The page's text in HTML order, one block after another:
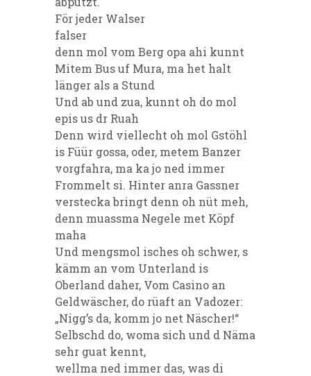
För jeder Walser
falser
denn mol vom Berg opa ahi kunnt
Mitem Bus uf Mura, ma het halt
länger als a Stund
Und ab und zua, kunnt oh do mol
epis us dr Ruah
Denn wird viellecht oh mol Gstöhl
is Füür gossa, oder, metem Banzer
vorgfahra, ma ka jo ned immer
Frommelt si. Hinter anra Gassner
verstecka bringt denn oh nüt meh,
denn muassma Negele met Köpf
maha
Und mengsmol isches oh schwer, s
kämm an vom Unterland is
Oberland daher, Vom Casino an
Geldwäscher, do rüaft an Vadozer:
„Nigg’s da, komm jo net Näscher!“
Selbschd do, woma sich und d Näma
sehr guat kennt,
wellma ned immer das, was di